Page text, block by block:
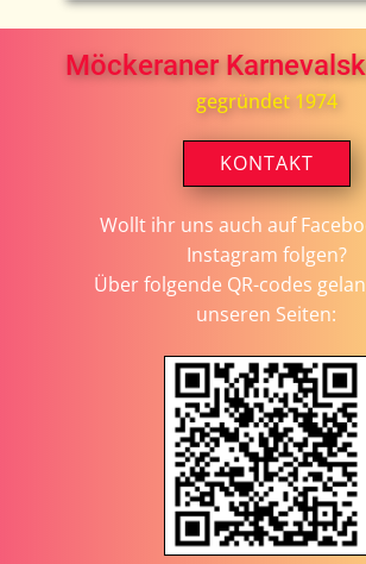
Möckeraner
gegründet 1974
KONTAKT
Wollt ihr uns auch auf
Instagram folgen?
Über folgende QR-codes
unseren Seiten: